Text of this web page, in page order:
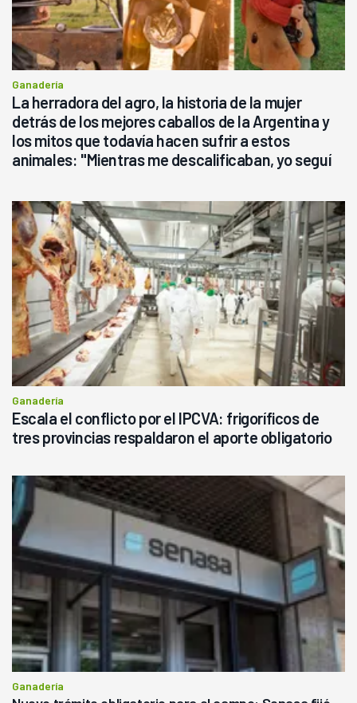
Ganadería
La herradora del agro, la historia de la mujer
detrás de los mejores caballos de la Argentina y
los mitos que todavía hacen sufrir a estos
animales: "Mientras me descalificaban, yo seguí
Ganadería
Escala el conflicto por el IPCVA: frigoríficos de
tres provincias respaldaron el aporte obligatorio
Ganadería